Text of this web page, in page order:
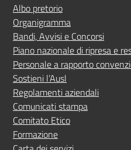
Albo pretorio
Organigramma
Bandi, Avvisi e Concorsi
Piano nazionale di ripresa e
Personale a rapporto
Sostieni l’Ausl
Regolamenti aziendali
Comunicati stampa
Comitato Etico
Formazione